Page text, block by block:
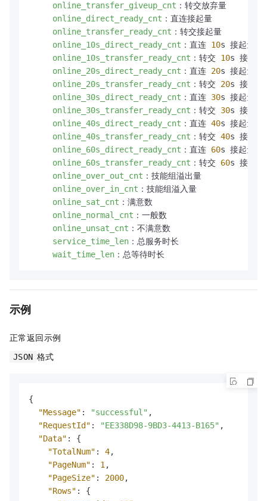
online_transfer_giveup_cnt ：转交放弃量
online_direct_ready_cnt ：直连接起量
online_transfer_ready_cnt ：转交接起量
online_10s_direct_ready_cnt ：直连 10s 接起量
online_10s_transfer_ready_cnt ：转交 10s 接起量
online_20s_direct_ready_cnt ：直连 20s 接起量
online_20s_transfer_ready_cnt ：转交 20s 接起量
online_30s_direct_ready_cnt ：直连 30s 接起量
online_30s_transfer_ready_cnt ：转交 30s 接起量
online_40s_direct_ready_cnt ：直连 40s 接起量
online_40s_transfer_ready_cnt ：转交 40s 接起量
online_60s_direct_ready_cnt ：直连 60s 接起量
online_60s_transfer_ready_cnt ：转交 60s 接起量
online_over_out_cnt ：技能组溢出量
online_over_in_cnt ：技能组溢入量
online_sat_cnt ：满意数
online_normal_cnt ：一般数
online_unsat_cnt ：不满意数
service_time_len ：总服务时长
wait_time_len
示例
正常返回示例
JSON 格式
{
"Message" : "successful" ,
"RequestId" : "EE338D98-9BD3-4413-B165" ,
"Data" :
{
"TotalNum" : 4,
"PageNum" : 1 ,
"PageSize" : 2000,
"Rows" :
{